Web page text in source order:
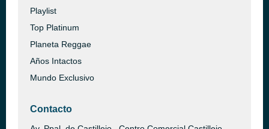
Playlist
Top Platinum
Planeta Reggae
Años Intactos
Mundo Exclusivo
Contacto